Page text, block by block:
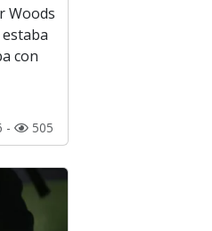
Woods
con
- 505